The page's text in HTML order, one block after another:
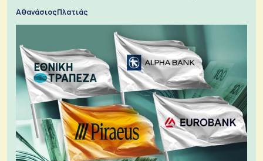
Αθανάσιος Πλατιάς